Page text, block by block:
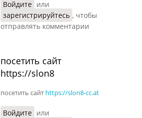
Войдите или
зарегистрируйтесь , чтобы
отправлять комментарии
посетить сайт
https://slon8
посетить сайт https://slon8-cc.at
Войдите или